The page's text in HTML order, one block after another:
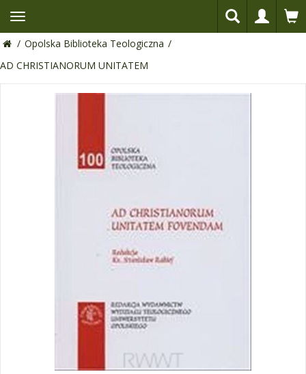
/ Opolska Biblioteka Teologiczna /
AD CHRISTIANORUM UNITATEM